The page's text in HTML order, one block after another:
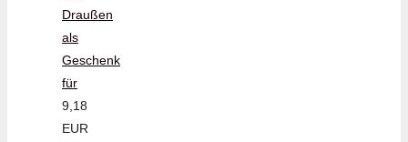
Draußen
als
Geschenk
für
9,18
EUR